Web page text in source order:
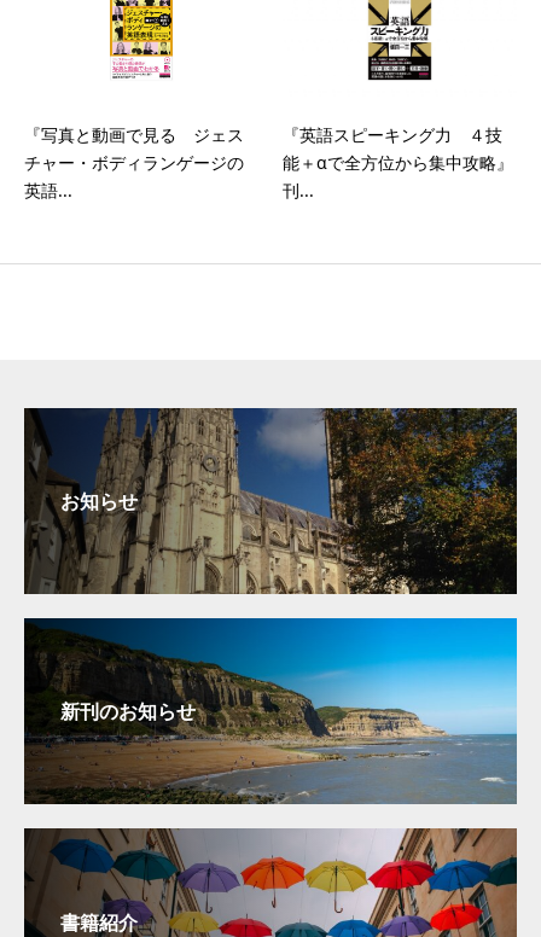
『写真と動画で見る ジェス
チャー・ボディランゲージの
英語...
『英語スピーキング力 ４技
能＋αで全方位から集中攻略』
刊...
お知らせ
新刊のお知らせ
書籍紹介